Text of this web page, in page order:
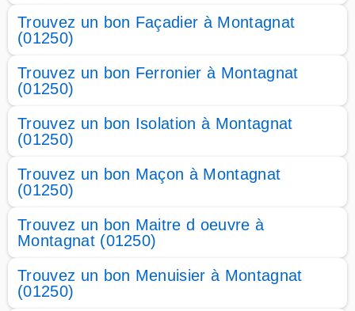
Trouvez un bon Façadier à Montagnat
(01250)
Trouvez un bon Ferronier à Montagnat
(01250)
Trouvez un bon Isolation à Montagnat
(01250)
Trouvez un bon Maçon à Montagnat
(01250)
Trouvez un bon Maitre d oeuvre à
Montagnat (01250)
Trouvez un bon Menuisier à Montagnat
(01250)